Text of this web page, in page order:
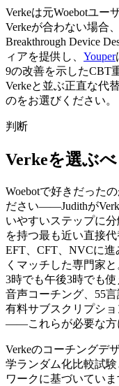
Verkeは元Woebotユー
Verkeが合わない場合、
Breakthrough Device
ィアを提供し、 Youper
9の改善を示したCBT
Verkeと並ぶ正直な代
のをお選びください。
判断
Verkeを選ぶ
Woebotで好きだった
ださい——Judithが
いやすいステップに
を持つ最も近い直接
EFT、CFT、NVCに
くマッチした専門家
3時でも午後3時でも
音声コーチング、55
有料サブスクリプシ
——これらが必要な方
Verkeのコーチングデ
学ランダム化比較試
ワークに基づいてい